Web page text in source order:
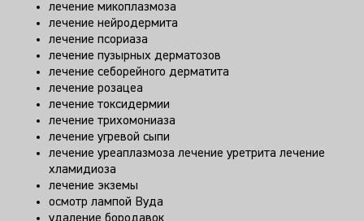
лечение микоплазмоза
лечение нейродермита
лечение псориаза
лечение пузырных дерматозов
лечение себорейного дерматита
лечение розацеа
лечение токсидермии
лечение трихомониаза
лечение угревой сыпи
лечение уреаплазмоза лечение уретрита лечение
хламидиоза
лечение экземы
осмотр лампой Вуда